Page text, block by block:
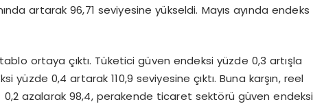
artarak 96,71 seviyesine yükseldi. Mayıs ayında endeks
ortaya çıktı. Tüketici güven endeksi yüzde 0,3 artışla
yüzde 0,4 artarak 110,9 seviyesine çıktı. Buna karşın, reel
azalarak 98,4, perakende ticaret sektörü güven endeksi